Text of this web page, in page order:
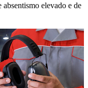
elevado e de